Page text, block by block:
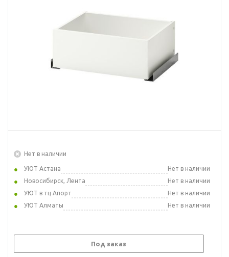
Нет в наличии
УЮТ Астана
Нет в наличии
Новосибирск, Лента
Нет в наличии
УЮТ в тц Апорт
Нет в наличии
УЮТ Алматы
Нет в наличии
Под заказ